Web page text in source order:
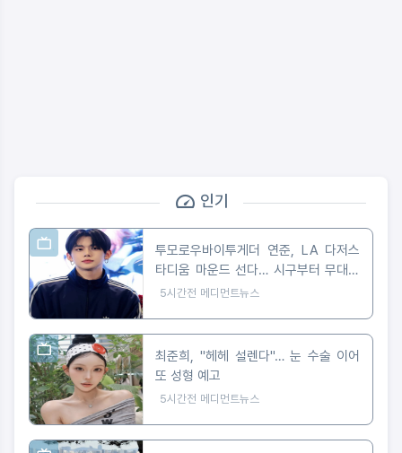
인기
투모로우바이투게더 연준, LA 다저스
타디움 마운드 선다… 시구부터 무대까
지
5시간전 메디먼트뉴스
최준희, "헤헤 설렌다"… 눈 수술 이어
또 성형 예고
5시간전 메디먼트뉴스